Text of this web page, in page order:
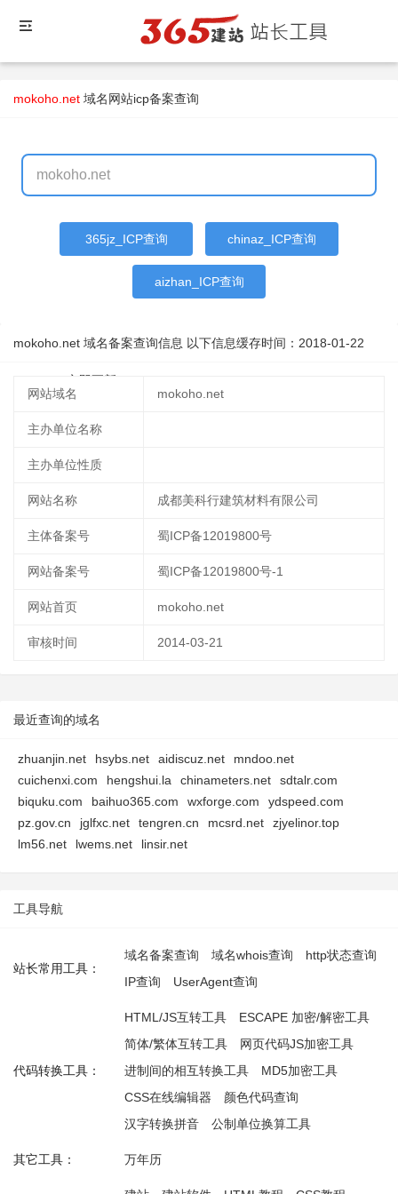
mokoho.net 域名网站icp备案查询
365jz_ICP查询 chinaz_ICP查询
aizhan_ICP查询
mokoho.net 域名备案查询信息 以下信息缓存时间： 2018-01-22
立即更新
网站域名
mokoho.net
主办单位名称
主办单位性质
网站名称 成都美科行建筑材料有限公司
主体备案号 蜀ICP备12019800号
网站备案号 蜀ICP备12019800号-1
网站首页 mokoho.net
审核时间 2014-03-21
最近查询的域名
zhuanjin.net hsybs.net aidiscuz.net
mndoo.net
cuichenxi.com
hengshui.la chinameters.net
sdtalr.com
biquku.com
baihuo365.com wxforge.com
ydspeed.com
pz.gov.cn
jglfxc.net tengren.cn mcsrd.net
zjyelinor.top
lm56.net
lwems.net linsir.net
工具导航
站长常用工具：
域名备案查询 域名whois查询
http状态查询
IP查询
UserAgent查询
代码转换工具：
HTML/JS互转工具
ESCAPE 加密/解密工具
简体/繁体互转工具
网页代码JS加密工具
进制间的相互转换工具
MD5加密工具
CSS在线编辑器
颜色代码查询
汉字转换拼音
公制单位换算工具
其它工具： 万年历